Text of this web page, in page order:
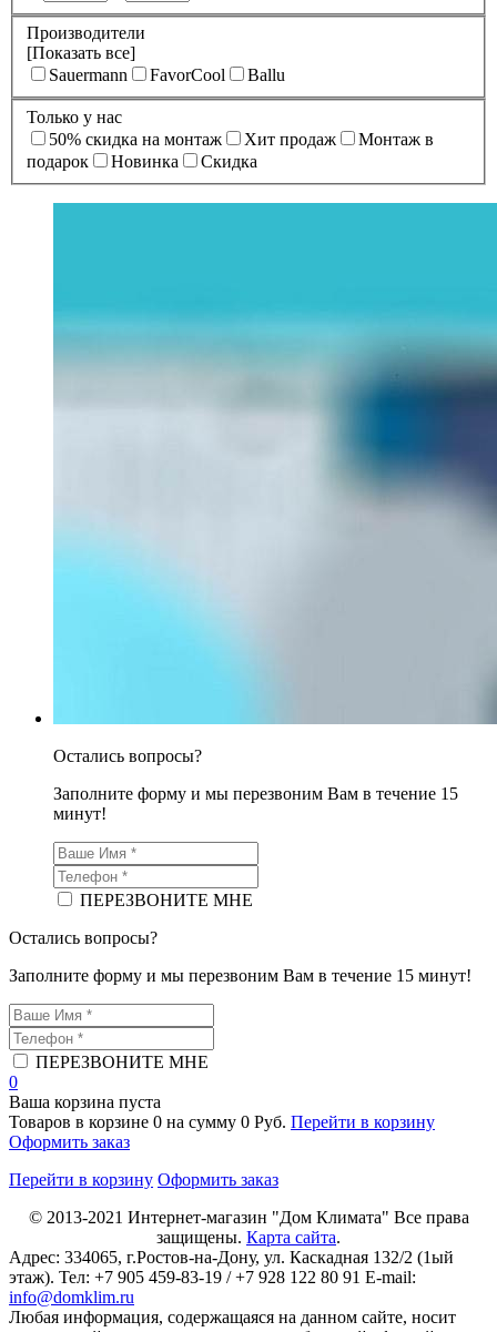
Производители
[Показать все]
Sauermann
FavorCool Ballu
Только у нас
50% cкидка на монтаж
Xит продаж
Монтаж в
подарок
Новинка Скидка
Остались вопросы?
Заполните форму и мы перезвоним Вам в течение 15
минут!
ПЕРЕЗВОНИТЕ МНЕ
Остались вопросы?
Заполните форму и мы перезвоним Вам в течение 15 минут!
ПЕРЕЗВОНИТЕ МНЕ
0
Ваша корзина пуста
Товаров в корзине 0 на сумму 0 Руб. Перейти в корзину
Оформить заказ
Перейти в корзину Оформить заказ
© 2013-2021 Интернет-магазин "Дом Климата" Все права
защищены. Карта сайта.
Адрес: 334065, г.Ростов-на-Дону, ул. Каскадная 132/2 (1ый
этаж). Тел: +7 905 459-83-19 / +7 928 122 80 91 E-mail:
info@domklim.ru
Любая информация, содержащаяся на данном сайте, носит